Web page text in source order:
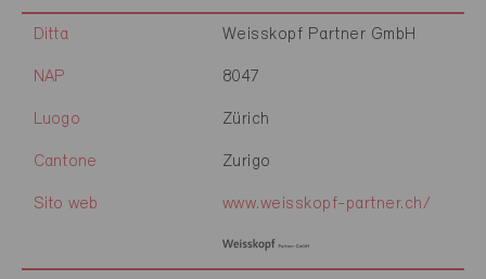
Ditta Weisskopf Partner GmbH
NAP 8047
Luogo Zürich
Cantone Zurigo
Sito web www.weisskopf-partner.ch/